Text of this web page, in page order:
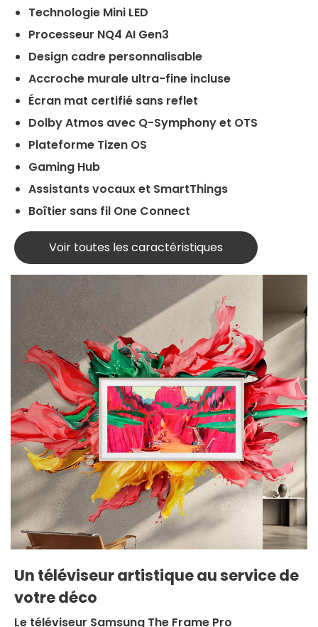
Technologie Mini LED
Processeur NQ4 AI Gen3
Design cadre personnalisable
Accroche murale ultra-fine incluse
Écran mat certifié sans reflet
Dolby Atmos avec Q-Symphony et OTS
Plateforme Tizen OS
Gaming Hub
Assistants vocaux et SmartThings
Boîtier sans fil One Connect
Voir toutes les caractéristiques
Un téléviseur artistique au service de
votre déco
Le téléviseur Samsung The Frame Pro